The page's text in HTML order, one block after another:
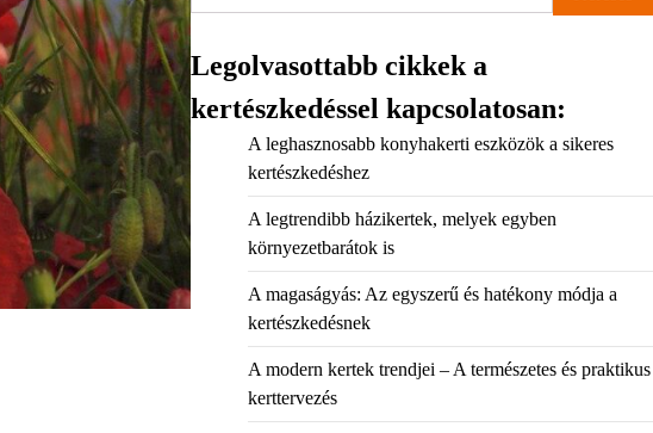
Legolvasottabb cikkek a
kertészkedéssel kapcsolatosan:
A leghasznosabb konyhakerti eszközök a sikeres
kertészkedéshez
A legtrendibb házikertek, melyek egyben
környezetbarátok is
A magaságyás: Az egyszerű és hatékony módja a
kertészkedésnek
A modern kertek trendjei – A természetes és praktikus
kerttervezés